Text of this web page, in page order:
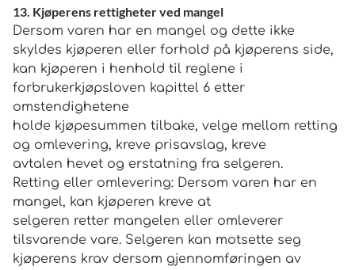
13. Kjøperens rettigheter ved mangel
Dersom varen har en mangel og dette ikke
skyldes kjøperen eller forhold på kjøperens side,
kan kjøperen i henhold til reglene i
forbrukerkjøpsloven kapittel 6 etter
omstendighetene
holde kjøpesummen tilbake, velge mellom retting
og omlevering, kreve prisavslag, kreve
avtalen hevet og erstatning fra selgeren.
Retting eller omlevering: Dersom varen har en
mangel, kan kjøperen kreve at
selgeren retter mangelen eller omleverer
tilsvarende vare. Selgeren kan motsette seg
kjøperens krav dersom gjennomføringen av